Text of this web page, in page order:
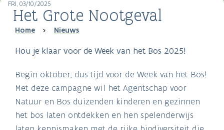
FRI, 03/10/2025
Het Grote Nootgeval
Breadcrumb
Home Nieuws
Hou je klaar voor de Week van het Bos 2025!
Begin oktober, dus tijd voor de Week van het Bos!
Met deze campagne wil het Agentschap voor
Natuur en Bos duizenden kinderen en gezinnen
het bos laten ontdekken en hen spelenderwijs